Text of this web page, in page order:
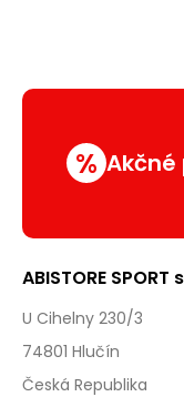
%
ABISTORE SPORT
U Cihelny 230/3
74801 Hlučín
Česká Republika